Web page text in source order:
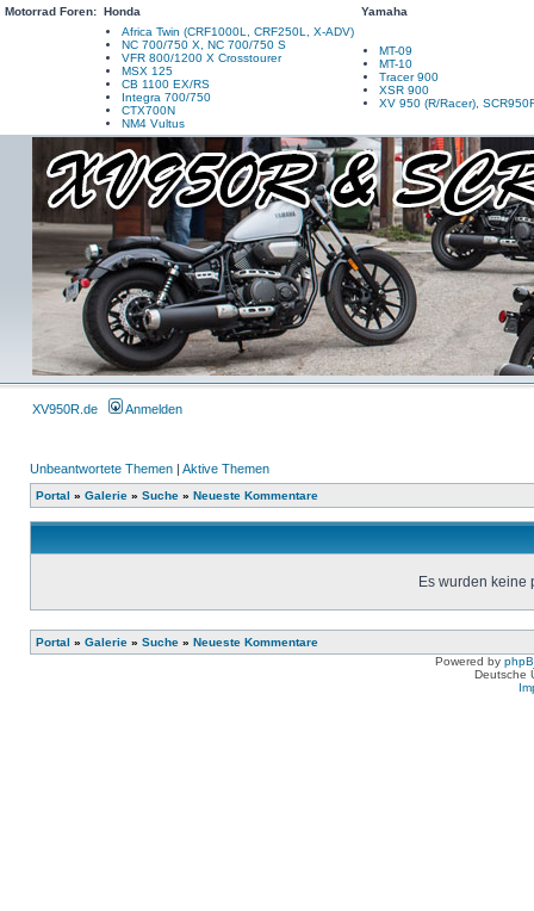
Motorrad Foren: Honda
Yamaha
Africa Twin (CRF1000L, CRF250L, X-ADV)
NC 700/750 X, NC 700/750 S
VFR 800/1200 X Crosstourer
MSX 125
CB 1100 EX/RS
Integra 700/750
CTX700N
NM4 Vultus
MT-09
MT-10
Tracer 900
XSR 900
XV 950 (R/Racer),
XV950R.de Anmelden
Unbeantwortete Themen | Aktive Themen
Portal » Galerie » Suche » Neueste Kommentare
Es wurden keine
Portal » Galerie » Suche » Neueste Kommentare
Powered by
Deutsche